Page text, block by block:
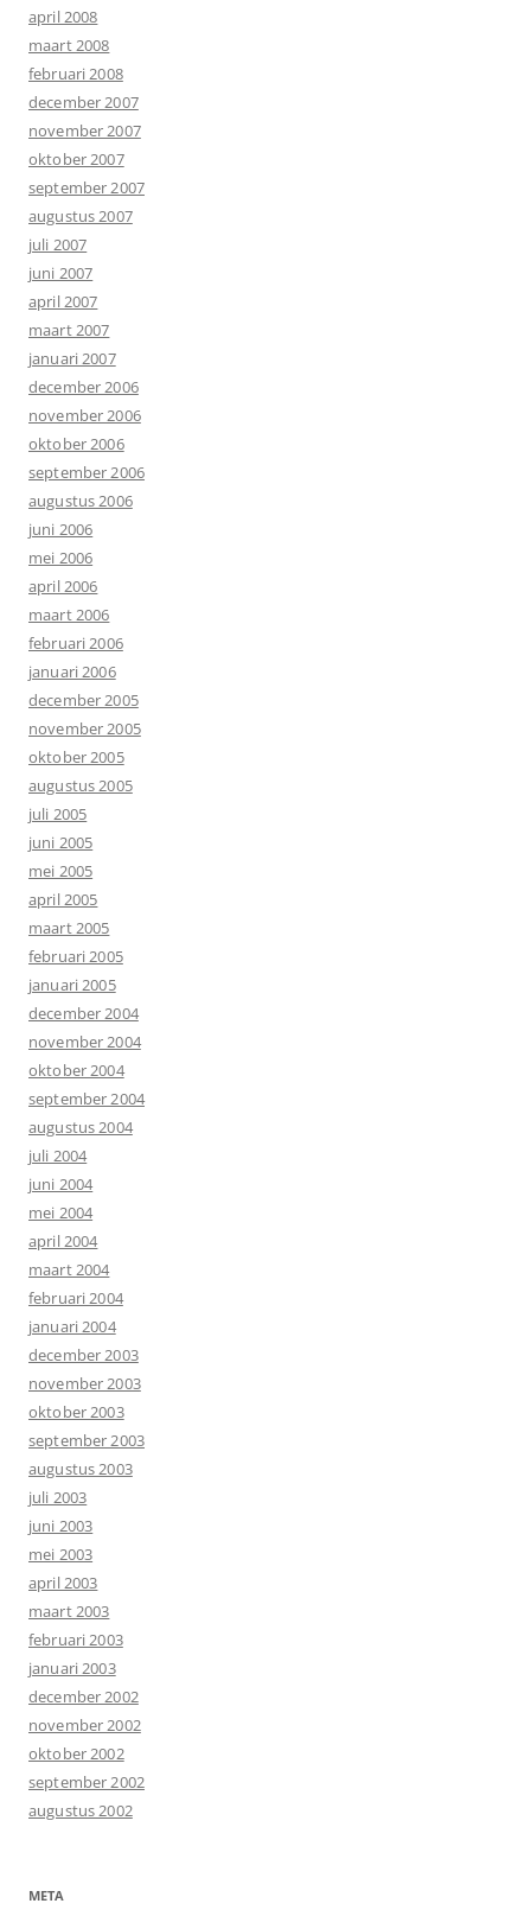
april 2008
maart 2008
februari 2008
december 2007
november 2007
oktober 2007
september 2007
augustus 2007
juli 2007
juni 2007
april 2007
maart 2007
januari 2007
december 2006
november 2006
oktober 2006
september 2006
augustus 2006
juni 2006
mei 2006
april 2006
maart 2006
februari 2006
januari 2006
december 2005
november 2005
oktober 2005
augustus 2005
juli 2005
juni 2005
mei 2005
april 2005
maart 2005
februari 2005
januari 2005
december 2004
november 2004
oktober 2004
september 2004
augustus 2004
juli 2004
juni 2004
mei 2004
april 2004
maart 2004
februari 2004
januari 2004
december 2003
november 2003
oktober 2003
september 2003
augustus 2003
juli 2003
juni 2003
mei 2003
april 2003
maart 2003
februari 2003
januari 2003
december 2002
november 2002
oktober 2002
september 2002
augustus 2002
META